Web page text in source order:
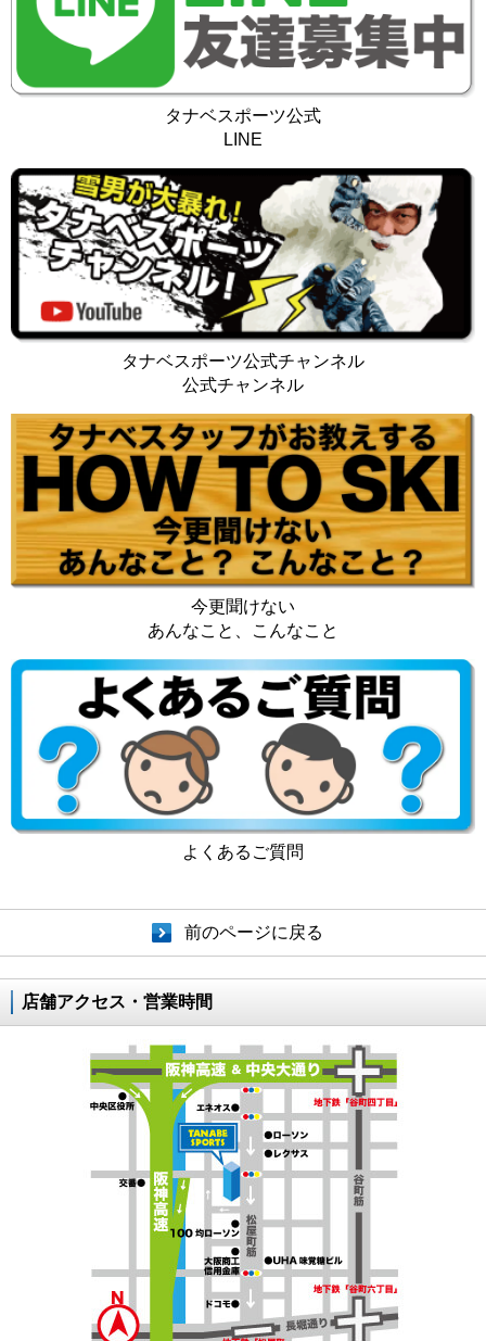
タナベスポーツ公式
LINE
タナベスポーツ公式チャンネル
公式チャンネル
今更聞けない
あんなこと、こんなこと
よくあるご質問
前のページに戻る
店舗アクセス・営業時間